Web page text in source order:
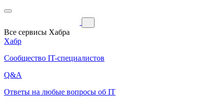
Все сервисы Хабра
Хабр
Сообщество IT-специалистов
Q&A
Ответы на любые вопросы об IT